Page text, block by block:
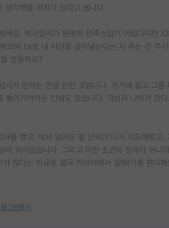
각해볼 여지가 있다고 봅니다.
세요. 박사입시가 완벽히 만족스럽기 어렵다지만
박 ta로 내 시간을 갈아넣는다는 지 하는 건 무
있을까요?
시가 원하는 만큼 안된 것입니다. 거기에 옳고 그
돌아가야하는 인생도 있습니다. 작성자 나이가 찼
를 했고, 박사 입시도 잘 안되어 다시 시도해봤고
이 되어있습니다. 그리고 이런 조건이 문제가 아
많다는 이유로 결국 커리어에서 실패(?)를 한다해
로그인하기